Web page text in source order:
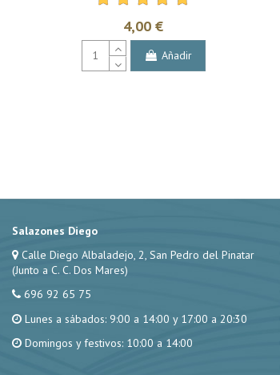
4,00 €
Añadir
Salazones Diego
Calle Diego Albaladejo, 2, San Pedro del Pinatar
(Junto a C. C. Dos Mares)
696 92 65 75
Lunes a sábados: 9:00 a 14:00 y 17:00 a 20:30
Domingos y festivos: 10:00 a 14:00